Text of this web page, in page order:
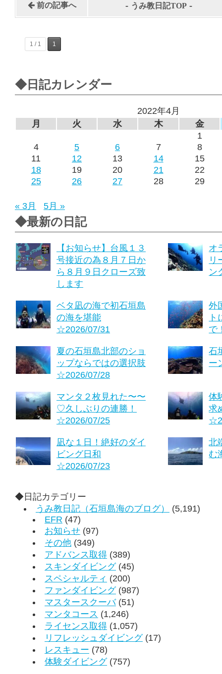
前の記事へ - うみ教日記TOP -
1 / 1 1
◆日記カレンダー
2022年4月
月
火 水 木
金
1
4
5 6 7
8
11
12 13 14
15
18
19 20 21
22
25
26 27 28 29
« 3月 5月 »
◆最新の日記
【お知らせ】台風１３
号接近の為８月７日か
ら８月９日クローズ致
します
オ
リ
ン
ベタ凪の海で初石垣島
の海を堪能
☆2026/07/31
外
で
夏の石垣島北部のショ
ップならではの選択肢
☆2026/07/28
石
ー
マンタ２枚見れた〜〜
♡久しぶりの連勝！
☆2026/07/25
体
求
凪な１日！絶好のダイ
ビング日和
☆2026/07/23
北
む
◆日記カテゴリー
うみ教日記（石垣島海のブログ）
(5,191)
EFR (47)
お知らせ (97)
その他 (349)
アドバンス取得 (389)
スキンダイビング(45)
スペシャルティ (200)
ファンダイビング(987)
マスタースクーバ(51)
マンタコース (1,246)
ライセンス取得 (1,057)
リフレッシュダイビング(17)
レスキュー (78)
体験ダイビング(757)